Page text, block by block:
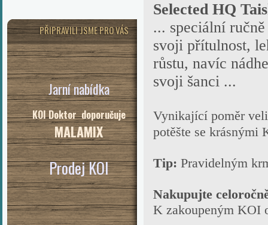
PŘIPRAVILI JSME PRO VÁS
Jarní nabídka
KOI Doktor doporučuje
MALAMIX
Prodej KOI
Selected HQ
... speciální
svoji přítulnost,
růstu, navíc
svoji šanci ...
Vynikající poměr
potěšte se krásnými
Tip: Pravidelným
Nakupujte
K zakoupeným KOI